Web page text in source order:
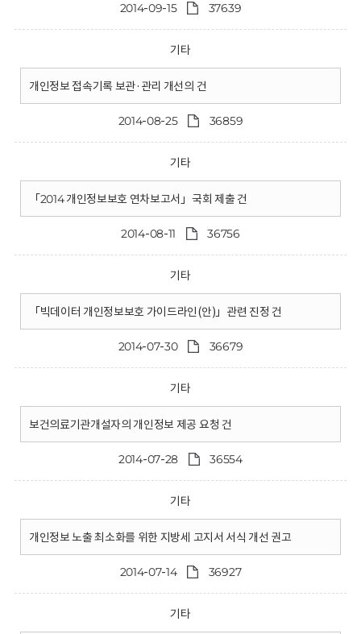
2014-09-15 37639
기타
개인정보 접속기록 보관·관리 개선의 건
2014-08-25 36859
기타
「2014 개인정보보호 연차보고서」국회 제출 건
2014-08-11 36756
기타
「빅데이터 개인정보보호 가이드라인(안)」관련 진정 건
2014-07-30 36679
기타
보건의료기관개설자의 개인정보 제공 요청 건
2014-07-28 36554
기타
개인정보 노출 최소화를 위한 지방세 고지서 서식 개선 권고
2014-07-14 36927
기타